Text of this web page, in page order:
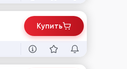
Купить